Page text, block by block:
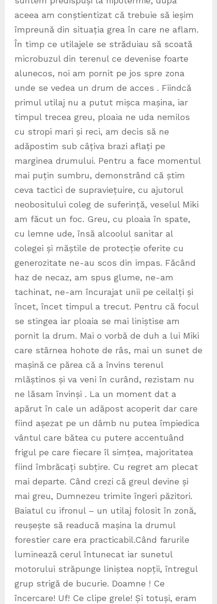
aceea am conștientizat că trebuie să ieșim
împreună din situația grea în care ne aflam.
În timp ce utilajele se străduiau să scoată
microbuzul din terenul ce devenise foarte
alunecos, noi am pornit pe jos spre zona
unde se vedea un drum de acces . Fiindcă
primul utilaj nu a putut mișca mașina, iar
timpul trecea greu, ploaia ne uda nemilos
cu stropi mari și reci, am decis să ne
adăpostim sub câțiva brazi aflați pe
marginea drumului. Pentru a face momentul
mai puțin sumbru, demonstrând că știm
ceva tactici de supraviețuire, cu ajutorul
neobositului coleg de suferință, veselul Miki
am făcut un foc. Greu, cu ploaia în spate,
cu lemne ude, însă alcoolul sanitar al
colegei și măștile de protecție oferite cu
generozitate ne-au scos din impas. Făcând
haz de necaz, am spus glume, ne-am
tachinat, ne-am încurajat unii pe ceilalți și
încet, încet timpul a trecut. Pentru că focul
se stingea iar ploaia se mai liniștise am
pornit la drum. Mai o vorbă de duh a lui Miki
care stârnea hohote de râs, mai un sunet de
mașină ce părea că a învins terenul
mlăștinos și va veni în curând, rezistam nu
ne lăsam învinși . La un moment dat a
apărut în cale un adăpost acoperit dar care
fiind așezat pe un dâmb nu putea împiedica
vântul care bătea cu putere accentuând
frigul pe care fiecare îl simțea, majoritatea
fiind îmbrăcați subțire. Cu regret am plecat
mai departe. Când crezi că greul devine și
mai greu, Dumnezeu trimite îngeri păzitori.
Baiatul cu ifronul – un utilaj folosit în zonă,
reușește să readucă mașina la drumul
forestier care era practicabil.Când farurile
luminează cerul întunecat iar sunetul
motorului străpunge liniștea nopții, întregul
grup strigă de bucurie. Doamne ! Ce
încercare! Uf! Ce clipe grele! Și totuși, eram